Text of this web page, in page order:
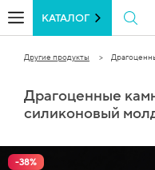
КАТАЛОГ
Другие продукты
Драгоценные
силиконовый
-38%